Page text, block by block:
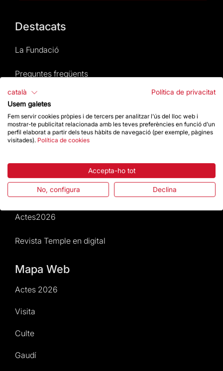
Destacats
La Fundació
Preguntes freqüents
Atenció al Visitant
Normativa i condicions de compra
Notícies i Actualitat
Dona un impuls
Actes2026
Revista Temple en digital
Mapa Web
Actes 2026
Visita
Culte
Gaudí
català
Política de privacitat
Usem galetes
Fem servir cookies pròpies i de tercers per analitzar l'ús del lloc web i
mostrar-te publicitat relacionada amb les teves preferències en funció d'un
perfil elaborat a partir dels teus hàbits de navegació (per exemple, pàgines
visitades). Política de cookies
Accepta-ho tot
No, configura Declina